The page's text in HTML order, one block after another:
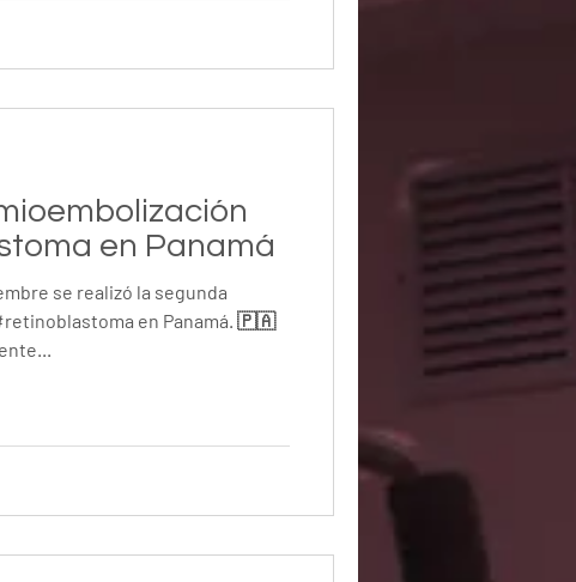
peri
en Panamá
se realizó la segunda
en Panamá. 🇵🇦